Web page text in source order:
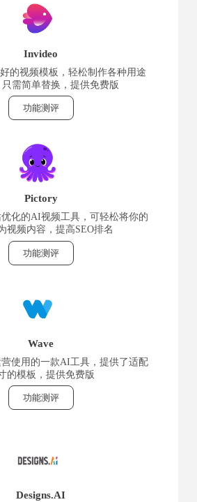
Invideo
的视频模板，轻松制作各种用途
只需简单替换，提供免费版
功能测评
Pictory
化的AI视频工具，可轻松将你的
视频内容，提高SEO排名
功能测评
Wave
使用的一款AI工具，提供了适配
的模板，提供免费版
功能测评
Designs.AI